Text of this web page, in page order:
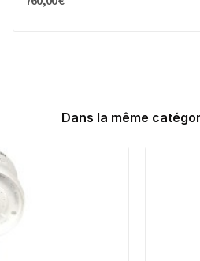
Dans la même